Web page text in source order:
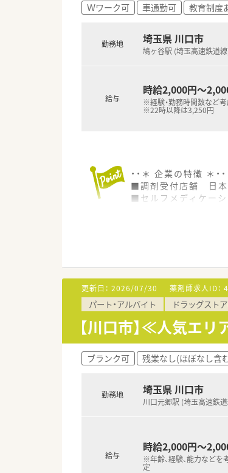
Ｗワーク可 車通勤可 教育制度
勤務地 埼玉県 川口市
鳩ヶ谷駅 (埼玉高速鉄道
給与
時給2,000円～
※経験・勤務時間数など
※22時以降は3,250円
・・＊ 企業の特徴 ＊・・
■調剤受付店舗 日本
■セルフメディケーシ
近い将来、全店舗調
幅広い事業を持つの
現場にこだわるスペ
店舗・薬局だけでな
■教育・研修制度
職種や職域に合わせ
■福利厚生・手当
No.1企業として、長
出産した後も安心し
育児休暇は3歳まで
更新日： 2026/07/30 薬剤師求人ID：
パート・アルバイト ドラッグスト
【川口市】≪人気エ
ブランク可 残業なし(ほぼなし含
勤務地 埼玉県 川口市
川口元郷駅 (埼玉高速鉄
給与
時給2,000円～
※年齢、経験、能力などを
定